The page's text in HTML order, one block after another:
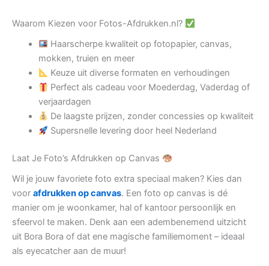
Waarom Kiezen voor Fotos-Afdrukken.nl?
Haarscherpe kwaliteit op fotopapier, canvas,
mokken, truien en meer
Keuze uit diverse formaten en verhoudingen
Perfect als cadeau voor Moederdag, Vaderdag of
verjaardagen
De laagste prijzen, zonder concessies op kwaliteit
Supersnelle levering door heel Nederland
Laat Je Foto’s Afdrukken op Canvas
Wil je jouw favoriete foto extra speciaal maken? Kies dan
voor afdrukken op canvas. Een foto op canvas is dé
manier om je woonkamer, hal of kantoor persoonlijk en
sfeervol te maken. Denk aan een adembenemend uitzicht
uit Bora Bora of dat ene magische familiemoment – ideaal
als eyecatcher aan de muur!